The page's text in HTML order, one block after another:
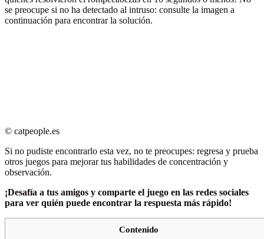
se preocupe si no ha detectado al intruso: consulte la imagen a
continuación para encontrar la solución.
© catpeople.es
Si no pudiste encontrarlo esta vez, no te preocupes: regresa y prueba
otros juegos para mejorar tus habilidades de concentración y
observación.
¡Desafía a tus amigos y comparte el juego en las redes sociales
para ver quién puede encontrar la respuesta más rápido!
Contenido